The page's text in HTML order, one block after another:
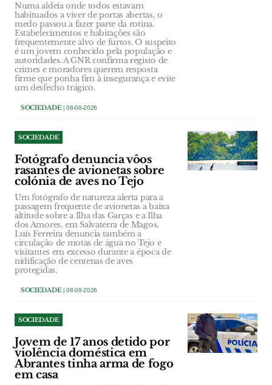
Numa aldeia onde todos estavam
habituados a viver de portas abertas, o
medo passou a fazer parte da rotina.
Estabelecimentos e habitações são
frequentemente alvo de furtos. O suspeito
é um jovem conhecido pela população e
autoridades. A GNR confirma registo de
crimes e moradores querem resposta
firme que ponha fim à insegurança e evite
um desfecho trágico.
SOCIEDADE| 08-08-2026
SOCIEDADE
Fotógrafo denuncia vôos
rasantes de avionetas sobre
colónia de aves no Tejo
Um fotógrafo de natureza alerta para a
passagem frequente de avionetas a baixa
altitude sobre a Ilha das Garças e a Ilha
dos Amores, em Salvaterra de Magos.
Luís Ferreira denuncia também a
circulação de motas de água no Tejo e
visitantes em excesso durante a época de
nidificação de centenas de aves
protegidas.
SOCIEDADE| 08-08-2026
SOCIEDADE
Jovem de 17 anos detido por
violência doméstica em
Abrantes tinha arma de fogo
em casa